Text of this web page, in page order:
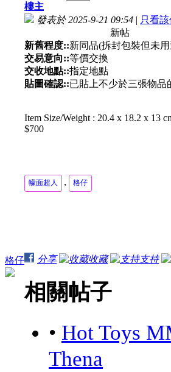
格仔
樓主
發表於 2025-9-21 09:54 | 只看
新帖
新舊程度::新同品(拆封包裝但未
交易意向::等價交換
交收地點::指定地點
貼圖確認::已貼上不少於三張物品
Item Size/Weight : 20.4 x 18.2 x 13
$700
幪面超人 , 格仔
分享 收藏 支持
相關帖子
• Hot Toys
Thena